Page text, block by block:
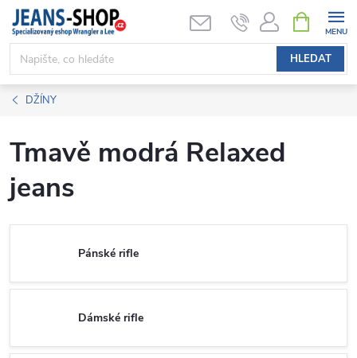
Přejít
obsah
HLEDAT
NÁKUPNÍ
KOŠÍK
DŽÍNY
Tmavě modrá Relaxed
jeans
Pánské rifle
Dámské rifle